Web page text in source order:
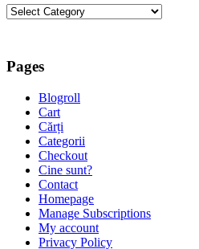
Categorii
Pages
Blogroll
Cart
Cărți
Categorii
Checkout
Cine sunt?
Contact
Homepage
Manage Subscriptions
My account
Privacy Policy